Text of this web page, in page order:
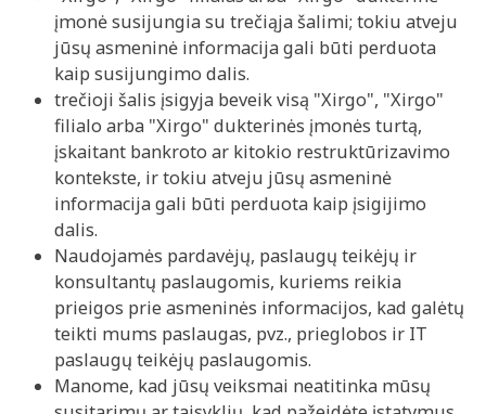
įmonė susijungia su trečiąja šalimi; tokiu atveju
jūsų asmeninė informacija gali būti perduota
kaip susijungimo dalis.
trečioji šalis įsigyja beveik visą "Xirgo", "Xirgo"
filialo arba "Xirgo" dukterinės įmonės turtą,
įskaitant bankroto ar kitokio restruktūrizavimo
kontekste, ir tokiu atveju jūsų asmeninė
informacija gali būti perduota kaip įsigijimo
dalis.
Naudojamės pardavėjų, paslaugų teikėjų ir
konsultantų paslaugomis, kuriems reikia
prieigos prie asmeninės informacijos, kad galėtų
teikti mums paslaugas, pvz., prieglobos ir IT
paslaugų teikėjų paslaugomis.
Manome, kad jūsų veiksmai neatitinka mūsų